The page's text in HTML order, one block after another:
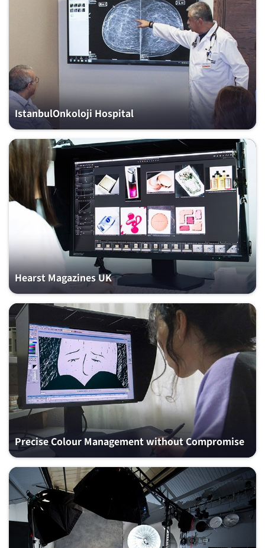
IstanbulOnkoloji Hospital
Hearst Magazines UK
Precise Colour Management without Compromise